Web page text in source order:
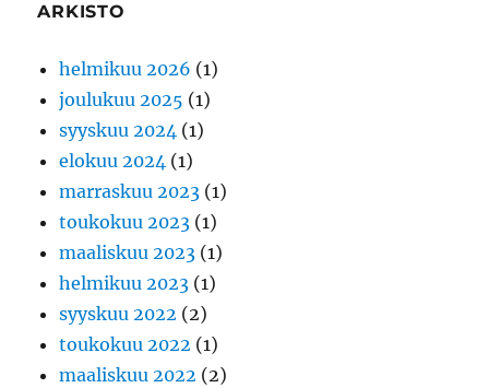
ARKISTO
helmikuu 2026 (1)
joulukuu 2025 (1)
syyskuu 2024 (1)
elokuu 2024 (1)
marraskuu 2023 (1)
toukokuu 2023 (1)
maaliskuu 2023 (1)
helmikuu 2023 (1)
syyskuu 2022 (2)
toukokuu 2022 (1)
maaliskuu 2022 (2)